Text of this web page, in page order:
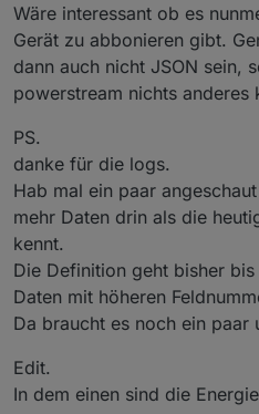
sieht die 200W am
werden aber von den
Ecoflow (~ 200W)
theoretisch +-0W.
und schaltet die
Wäre interessant ob es
Gerät zu abbonieren gibt.
dann auch nicht JSON sein,
powerstream nichts anderes
PS.
danke für die logs.
Hab mal ein paar
mehr Daten drin als die
kennt.
Die Definition geht bisher
Daten mit höheren
Da braucht es noch ein paar
Edit.
In dem einen sind die